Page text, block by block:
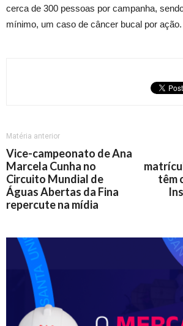
cerca de 300 pessoas por campanha,
mínimo, um caso de câncer bucal por ação.
Matéria anterior
Vice-campeonato de Ana
Marcela Cunha no
Circuito Mundial de
Águas Abertas da Fina
repercute na mídia
têm